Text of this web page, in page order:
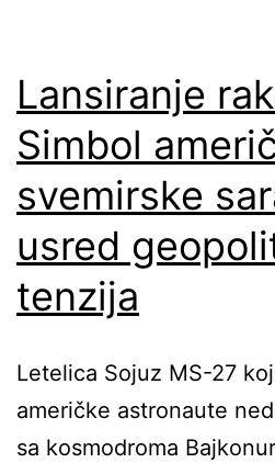
Lansiranje
Simbol
svemirske
usred
tenzija
Letelica Sojuz MS-27
američke astronaute
sa kosmodroma